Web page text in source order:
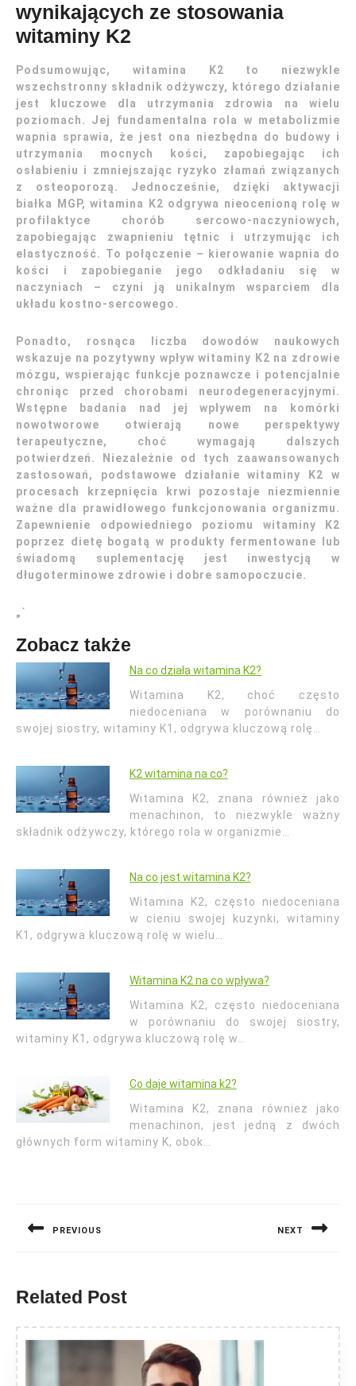
wynikających ze stosowania
witaminy K2
Podsumowując, witamina K2 to niezwykle
wszechstronny składnik odżywczy, którego działanie
jest kluczowe dla utrzymania zdrowia na wielu
poziomach. Jej fundamentalna rola w metabolizmie
wapnia sprawia, że jest ona niezbędna do budowy i
utrzymania mocnych kości, zapobiegając ich
osłabieniu i zmniejszając ryzyko złamań związanych
z osteoporozą. Jednocześnie, dzięki aktywacji
białka MGP, witamina K2 odgrywa nieocenioną rolę w
profilaktyce chorób sercowo-naczyniowych,
zapobiegając zwapnieniu tętnic i utrzymując ich
elastyczność. To połączenie – kierowanie wapnia do
kości i zapobieganie jego odkładaniu się w
naczyniach – czyni ją unikalnym wsparciem dla
układu kostno-sercowego.
Ponadto, rosnąca liczba dowodów naukowych
wskazuje na pozytywny wpływ witaminy K2 na zdrowie
mózgu, wspierając funkcje poznawcze i potencjalnie
chroniąc przed chorobami neurodegeneracyjnymi.
Wstępne badania nad jej wpływem na komórki
nowotworowe otwierają nowe perspektywy
terapeutyczne, choć wymagają dalszych
potwierdzeń. Niezależnie od tych zaawansowanych
zastosowań, podstawowe działanie witaminy K2 w
procesach krzepnięcia krwi pozostaje niezmiennie
ważne dla prawidłowego funkcjonowania organizmu.
Zapewnienie odpowiedniego poziomu witaminy K2
poprzez dietę bogatą w produkty fermentowane lub
świadomą suplementację jest inwestycją w
długoterminowe zdrowie i dobre samopoczucie.
„`
Zobacz także
Na co działa witamina K2?
Witamina K2, choć często
niedoceniana w porównaniu do
swojej siostry, witaminy K1, odgrywa kluczową rolę…
K2 witamina na co?
Witamina K2, znana również jako
menachinon, to niezwykle ważny
składnik odżywczy, którego rola w organizmie…
Na co jest witamina K2?
Witamina K2, często niedoceniana
w cieniu swojej kuzynki, witaminy
K1, odgrywa kluczową rolę w wielu…
Witamina K2 na co wpływa?
Witamina K2, często niedoceniana
w porównaniu do swojej siostry,
witaminy K1, odgrywa kluczową rolę w…
Co daje witamina k2?
Witamina K2, znana również jako
menachinon, jest jedną z dwóch
głównych form witaminy K, obok…
PREVIOUS NEXT
Related Post